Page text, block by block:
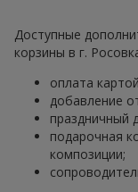
Доступные
корзины в г.
оплата
добавление
праздничный
подарочная
композиции;